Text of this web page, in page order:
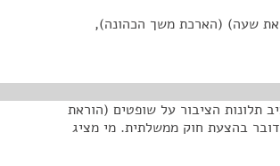
שעה) (הארכת משך הכהונה),
תלונות הציבור על שופטים (הוראת
משך הכהונה), התשפ"ד–2023. מדובר בהצעת חוק ממשלתית. מי מציג